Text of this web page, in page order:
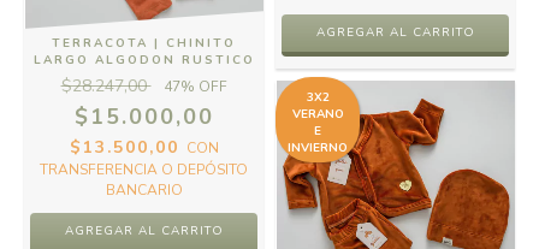
TERRACOTA | CHINITO
LARGO ALGODON RUSTICO
$28.247,00 47% OFF
$15.000,00
$13.500,00 CON
TRANSFERENCIA O DEPÓSITO
BANCARIO
AGREGAR AL CARRITO
AGREGAR AL CARRITO
3X2
VERANO
E
INVIERNO